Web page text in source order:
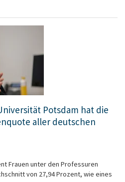
Potsdam hat die
aller deutschen
Frauen unter den Professuren
von 27,94 Prozent, wie eines